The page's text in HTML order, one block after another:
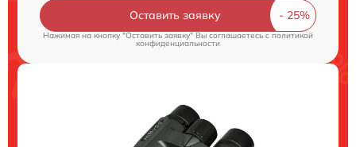
Оставить заявку
Нажимая на кнопку "Оставить заявку" Вы соглашаетесь cполитикой
конфиденциальности